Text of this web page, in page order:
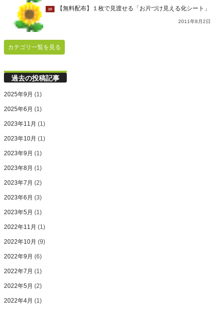
10 【無料配布】１枚で見渡せる「お片づけ見える化シート」
2011年8月2日
カテゴリ一覧を見る
過去の投稿記事
2025年9月 (1)
2025年6月 (1)
2023年11月 (1)
2023年10月 (1)
2023年9月 (1)
2023年8月 (1)
2023年7月 (2)
2023年6月 (3)
2023年5月 (1)
2022年11月 (1)
2022年10月 (9)
2022年9月 (6)
2022年7月 (1)
2022年5月 (2)
2022年4月 (1)